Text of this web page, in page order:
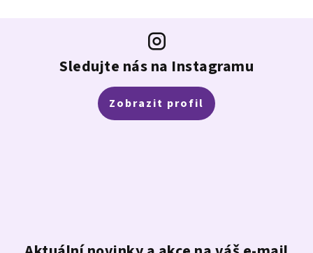
Sledujte nás na Instagramu
Zobrazit profil